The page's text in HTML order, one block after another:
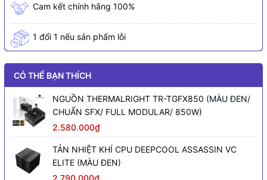
Cam kết chính hãng 100%
1 đổi 1 nếu sản phẩm lỗi
CÓ THỂ BẠN THÍCH
NGUỒN THERMALRIGHT TR-TGFX850 (MÀU ĐEN/
CHUẨN SFX/ FULL MODULAR/ 850W)
2.580.000₫
TẢN NHIỆT KHÍ CPU DEEPCOOL ASSASSIN VC
ELITE (MÀU ĐEN)
2.790.000₫